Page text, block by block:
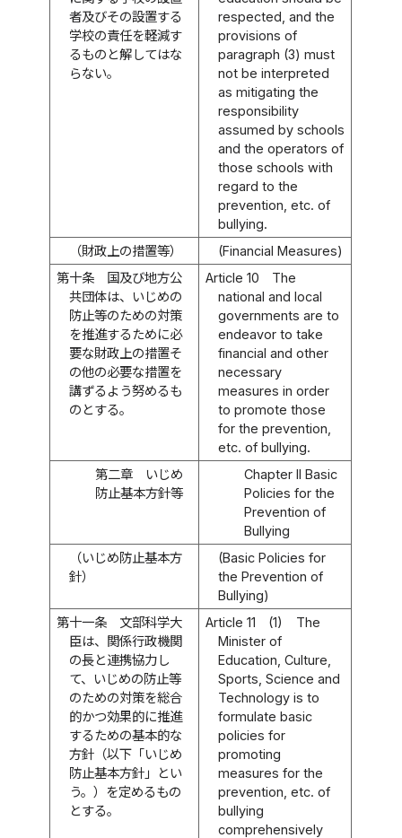
者及びその設置する
学校の責任を軽減す
るものと解してはな
らない。
respected, and the
provisions of
paragraph (3) must
not be interpreted
as mitigating the
responsibility
assumed by schools
and the operators of
those schools with
regard to the
prevention, etc. of
bullying.
（財政上の措置等）
(Financial Measures)
第十条
国及び地方公
共団体は、いじめの
防止等のための対策
を推進するために必
要な財政上の措置そ
の他の必要な措置を
講ずるよう努めるも
のとする。
Article 10
The
national and local
governments are to
endeavor to take
financial and other
necessary
measures in order
to promote those
for the prevention,
etc. of bullying.
第二章 いじめ
防止基本方針等
Chapter II Basic
Policies for the
Prevention of
Bullying
（いじめ防止基本方
針）
(Basic Policies for
the Prevention of
Bullying)
第十一条
文部科学大
臣は、関係行政機関
の長と連携協力し
て、いじめの防止等
のための対策を総合
的かつ効果的に推進
するための基本的な
方針（以下「いじめ
防止基本方針」とい
う。）を定めるもの
とする。
Article 11 (1)
The
Minister of
Education, Culture,
Sports, Science and
Technology is to
formulate basic
policies for
promoting
measures for the
prevention, etc. of
bullying
comprehensively